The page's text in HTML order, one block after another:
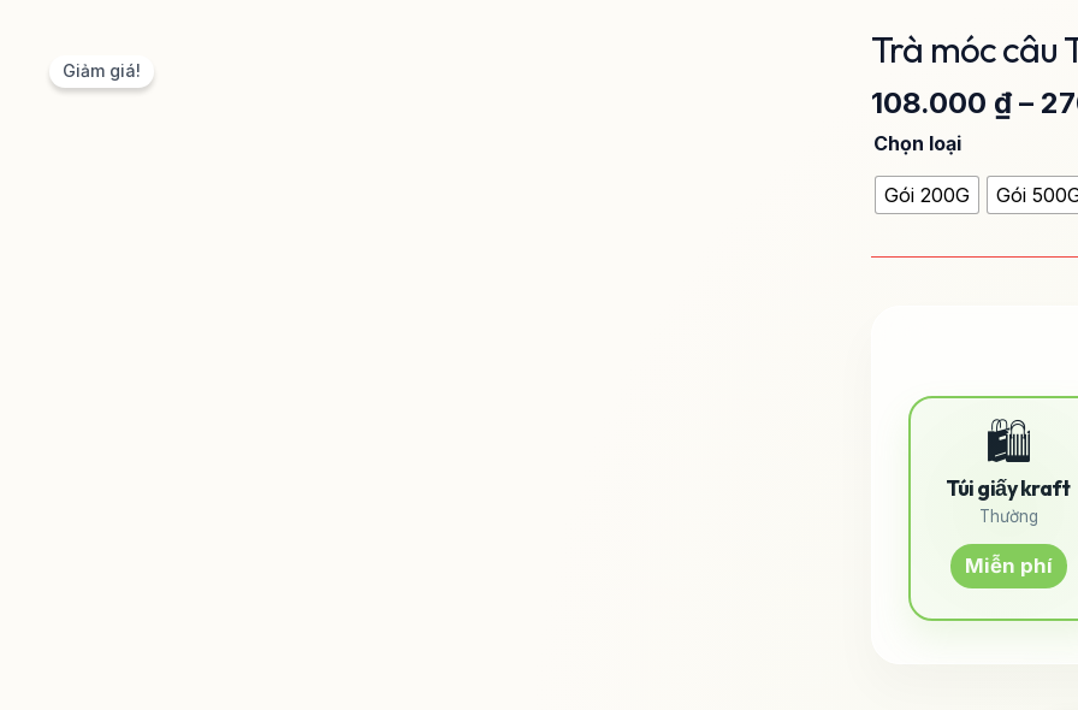
Giảm giá! Trà móc câu
108.000 ₫ –
Chọn loại
Gói 200G Gói
🛍️
Túi giấy kraft
Thường
Miễn phí
Trà
câu
Thái
số